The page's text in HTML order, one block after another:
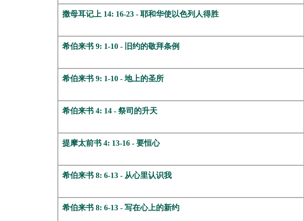
撒母耳记上 14: 16-23 - 耶和华使以色列人得胜
希伯来书 9: 1-10 - 旧约的敬拜条例
希伯来书 9: 1-10 - 地上的圣所
希伯来书 4: 14 - 祭司的升天
提摩太前书 4: 13-16 - 要恒心
希伯来书 8: 6-13 - 从心里认识我
希伯来书 8: 6-13 - 写在心上的新约